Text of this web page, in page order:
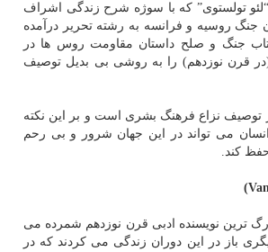
“لئو تولستوی” كه با سوژه شرح زندگی اشراف
جنگ روسیه و فرانسه به رشته تحریر درآمده
جنگ و صلح داستان مقاومت روس ها در
(در قرن نوزدهم) را به روشی بی بدیل توصیف
توصیف نزاع فرهنگ بشری است و بر این نكته
انسان می تواند در این جهان شرور و بی رحم
كند.
ترین نویسنده ادبی قرن نوزدهم شمرده می
باز در این دوران زندگی می كردند كه در